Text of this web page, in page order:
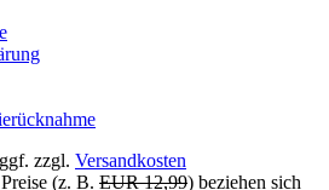
zzgl. Versandkosten
(z. B. EUR 12,99) beziehen sich